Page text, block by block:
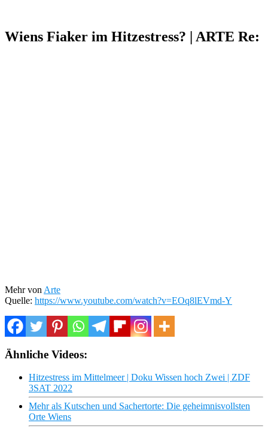
Wiens Fiaker im Hitzestress? | ARTE Re:
Mehr von Arte
Quelle: https://www.youtube.com/watch?v=EOq8lEVmd-Y
Ähnliche Videos:
Hitzestress im Mittelmeer | Doku Wissen hoch Zwei | ZDF
3SAT 2022
Mehr als Kutschen und Sachertorte: Die geheimnisvollsten
Orte Wiens